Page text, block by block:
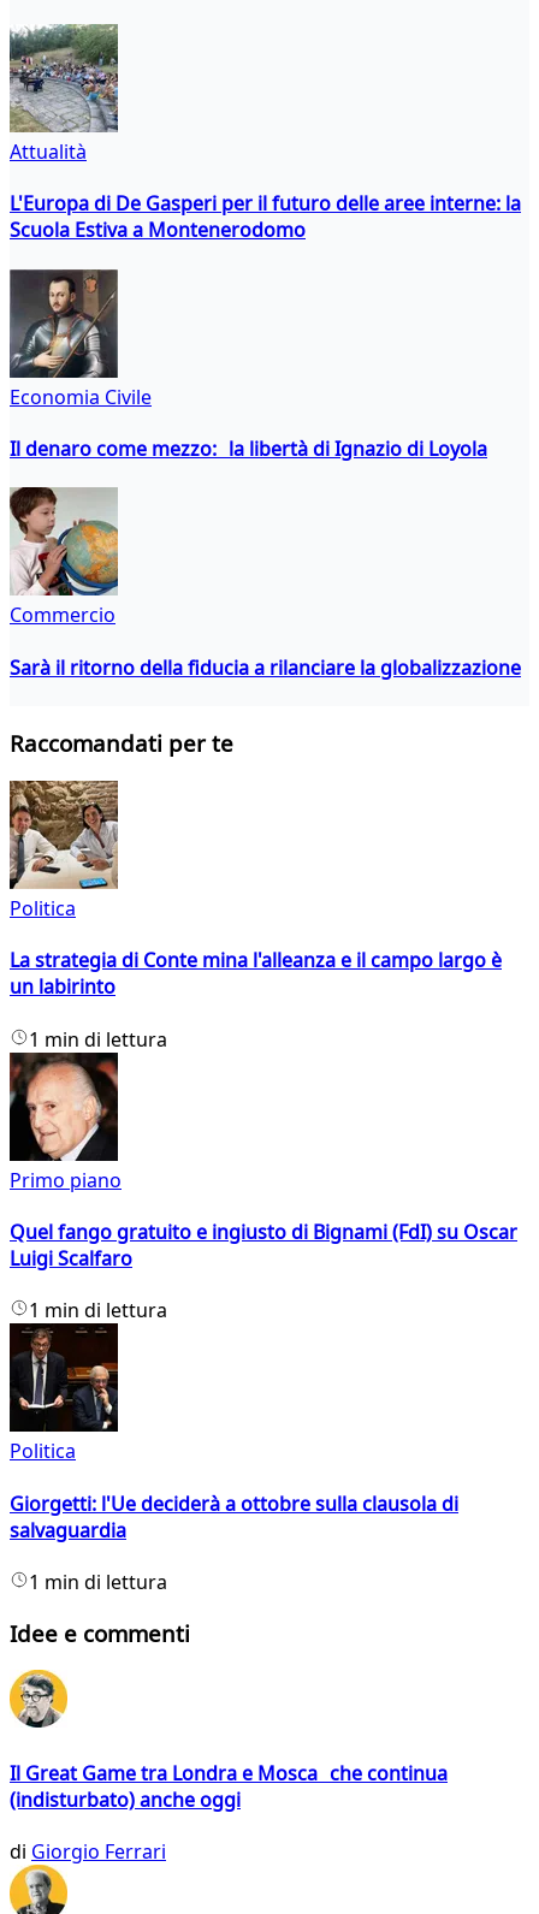
Attualità
L'Europa di De Gasperi per il futuro delle aree interne: la
Scuola Estiva a Montenerodomo
Economia Civile
Il denaro come mezzo: la libertà di Ignazio di Loyola
Commercio
Sarà il ritorno della fiducia a rilanciare la globalizzazione
Raccomandati per te
Politica
La strategia di Conte mina l'alleanza e il campo largo è
un labirinto
1 min di lettura
Primo piano
Quel fango gratuito e ingiusto di Bignami (FdI) su Oscar
Luigi Scalfaro
1 min di lettura
Politica
Giorgetti: l'Ue deciderà a ottobre sulla clausola di
salvaguardia
1 min di lettura
Idee e commenti
Il Great Game tra Londra e Mosca che continua
(indisturbato) anche oggi
di Giorgio Ferrari